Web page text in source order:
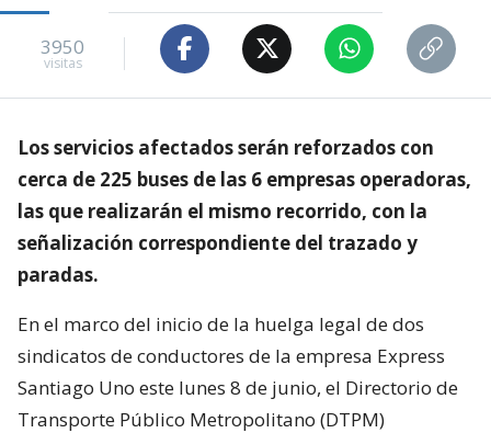
3950
visitas
Los servicios afectados serán reforzados con
cerca de 225 buses de las 6 empresas operadoras,
las que realizarán el mismo recorrido, con la
señalización correspondiente del trazado y
paradas.
En el marco del inicio de la huelga legal de dos
sindicatos de conductores de la empresa Express
Santiago Uno este lunes 8 de junio, el Directorio de
Transporte Público Metropolitano (DTPM)